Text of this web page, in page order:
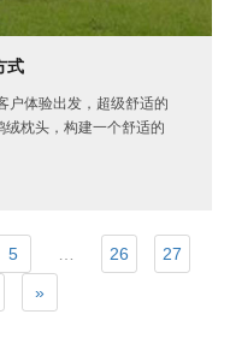
式
户体验出发，超级舒适的
枕头，构建一个舒适的
5 26
27
»